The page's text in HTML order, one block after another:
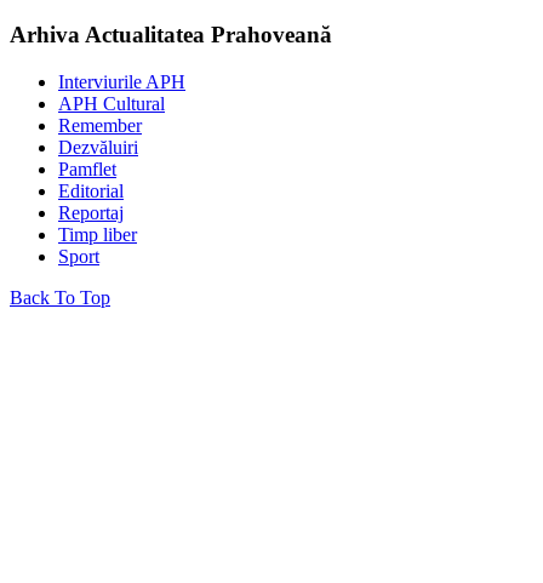
Arhiva Actualitatea Prahoveană
Interviurile APH
APH Cultural
Remember
Dezvăluiri
Pamflet
Editorial
Reportaj
Timp liber
Sport
Back To Top